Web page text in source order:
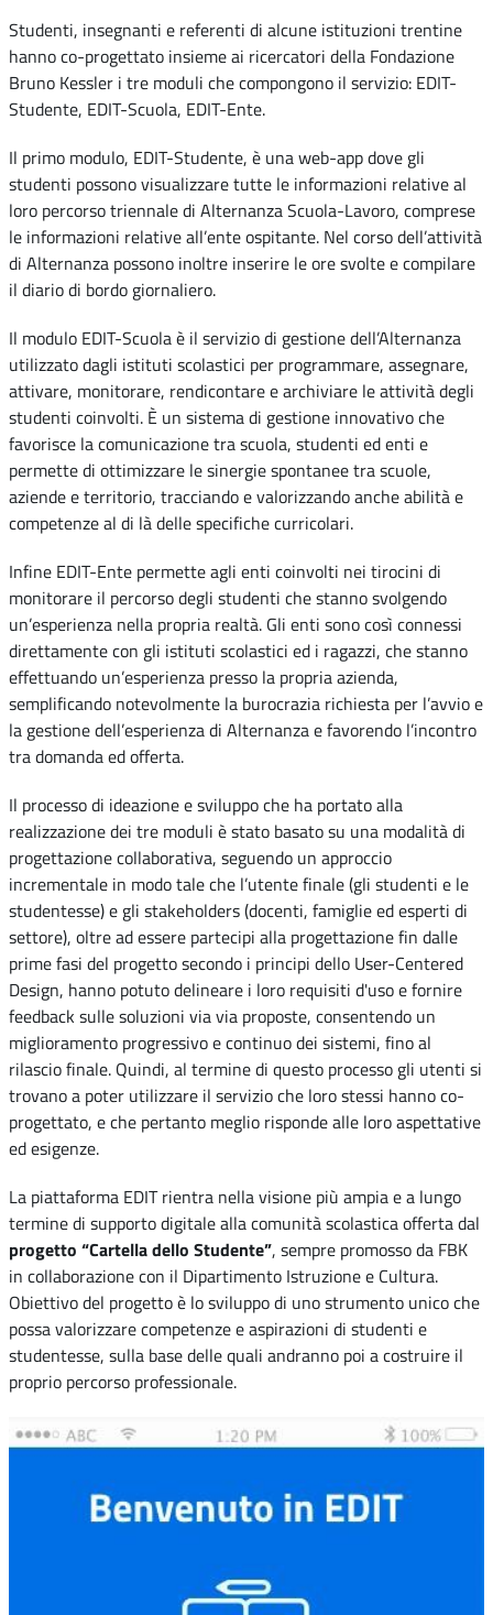
Studenti, insegnanti e referenti di alcune istituzioni trentine
hanno co-progettato insieme ai ricercatori della Fondazione
Bruno Kessler i tre moduli che compongono il servizio: EDIT-
Studente, EDIT-Scuola, EDIT-Ente.
Il primo modulo, EDIT-Studente, è una web-app dove gli
studenti possono visualizzare tutte le informazioni relative al
loro percorso triennale di Alternanza Scuola-Lavoro, comprese
le informazioni relative all’ente ospitante. Nel corso dell’attività
di Alternanza possono inoltre inserire le ore svolte e compilare
il diario di bordo giornaliero.
Il modulo EDIT-Scuola è il servizio di gestione dell’Alternanza
utilizzato dagli istituti scolastici per programmare, assegnare,
attivare, monitorare, rendicontare e archiviare le attività degli
studenti coinvolti. È un sistema di gestione innovativo che
favorisce la comunicazione tra scuola, studenti ed enti e
permette di ottimizzare le sinergie spontanee tra scuole,
aziende e territorio, tracciando e valorizzando anche abilità e
competenze al di là delle specifiche curricolari.
Infine EDIT-Ente permette agli enti coinvolti nei tirocini di
monitorare il percorso degli studenti che stanno svolgendo
un’esperienza nella propria realtà. Gli enti sono così connessi
direttamente con gli istituti scolastici ed i ragazzi, che stanno
effettuando un’esperienza presso la propria azienda,
semplificando notevolmente la burocrazia richiesta per l’avvio e
la gestione dell’esperienza di Alternanza e favorendo l’incontro
tra domanda ed offerta.
Il processo di ideazione e sviluppo che ha portato alla
realizzazione dei tre moduli è stato basato su una modalità di
progettazione collaborativa, seguendo un approccio
incrementale in modo tale che l’utente finale (gli studenti e le
studentesse) e gli stakeholders (docenti, famiglie ed esperti di
settore), oltre ad essere partecipi alla progettazione fin dalle
prime fasi del progetto secondo i principi dello User-Centered
Design, hanno potuto delineare i loro requisiti d'uso e fornire
feedback sulle soluzioni via via proposte, consentendo un
miglioramento progressivo e continuo dei sistemi, fino al
rilascio finale. Quindi, al termine di questo processo gli utenti si
trovano a poter utilizzare il servizio che loro stessi hanno co-
progettato, e che pertanto meglio risponde alle loro aspettative
ed esigenze.
La piattaforma EDIT rientra nella visione più ampia e a lungo
termine di supporto digitale alla comunità scolastica offerta dal
progetto “Cartella dello Studente”, sempre promosso da FBK
in collaborazione con il Dipartimento Istruzione e Cultura.
Obiettivo del progetto è lo sviluppo di uno strumento unico che
possa valorizzare competenze e aspirazioni di studenti e
studentesse, sulla base delle quali andranno poi a costruire il
proprio percorso professionale.